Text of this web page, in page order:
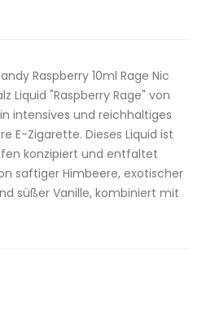
Raspberry 10ml Rage Nic
Liquid "Raspberry Rage" von
intensives und reichhaltiges
E-Zigarette. Dieses Liquid ist
konzipiert und entfaltet
saftiger Himbeere, exotischer
süßer Vanille, kombiniert mit